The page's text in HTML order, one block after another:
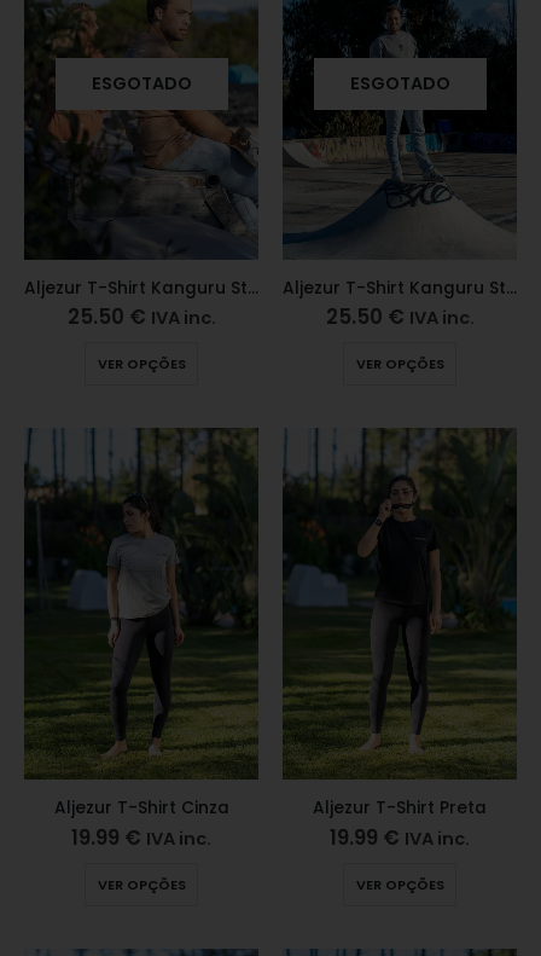
ESGOTADO
Aljezur T-Shirt Kanguru Star Machiato
25.50 € IVA inc.
VER OPÇÕES
ESGOTADO
Aljezur T-Shirt Kanguru Star Cinza
25.50 € IVA inc.
VER OPÇÕES
Aljezur T-Shirt Cinza
19.99 € IVA inc.
VER OPÇÕES
Aljezur T-Shirt Preta
19.99 € IVA inc.
VER OPÇÕES